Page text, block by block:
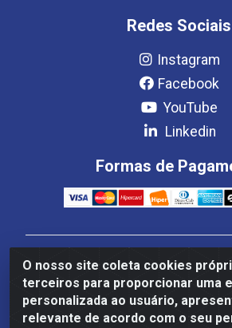
O nosso site coleta cookies
terceiros para proporcionar uma
personalizada ao usuário,
relevante de acordo com o seu
Redes Sociais
Instagram
Facebook
YouTube
Linkedin
Formas de
Estrela Distribuição LTDA - CNPJ
Setor Setor de Industria Qi 22 Lt 7, 9,
S/NC - Setor Industrial Ceilândia,
72265-220